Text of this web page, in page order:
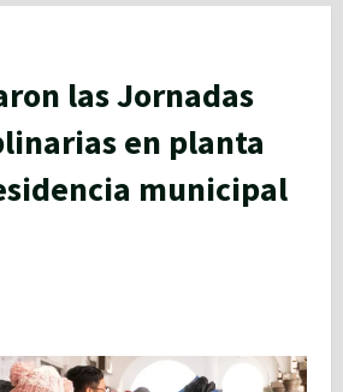
las Jornadas
en planta
municipal